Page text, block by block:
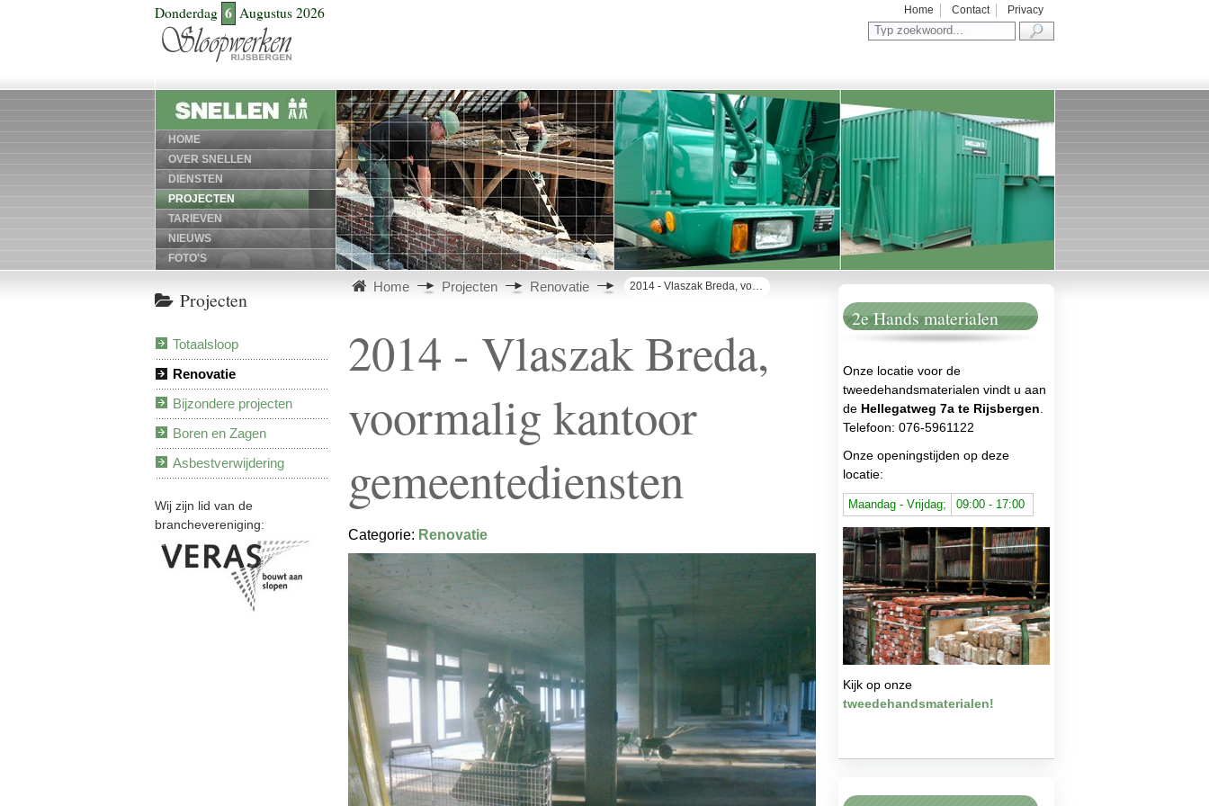
.
Home Contact Privacy
Donderdag 6 Augustus 2026
HOME
OVER SNELLEN
DIENSTEN
PROJECTEN
TARIEVEN
NIEUWS
FOTO'S
Projecten
Totaalsloop
Renovatie
Bijzondere projecten
Boren en Zagen
Asbestverwijdering
Wij zijn lid van de
branchevereniging:
Veras
Home Projecten Renovatie 2014 - Vlaszak Breda, voormalig kantoor gemeentediensten
2014 - Vlaszak Breda,
voormalig kantoor
gemeentediensten
Categorie: Renovatie
2e Hands materialen
Onze locatie voor de
tweedehandsmaterialen vindt u aan
de Hellegatweg 7a te Rijsbergen
Telefoon: 076-5961122
Onze openingstijden op deze
locatie:
Maandag - Vrijdag; 09:00 - 17:00
Kijk op onze
tweedehandsmaterialen!